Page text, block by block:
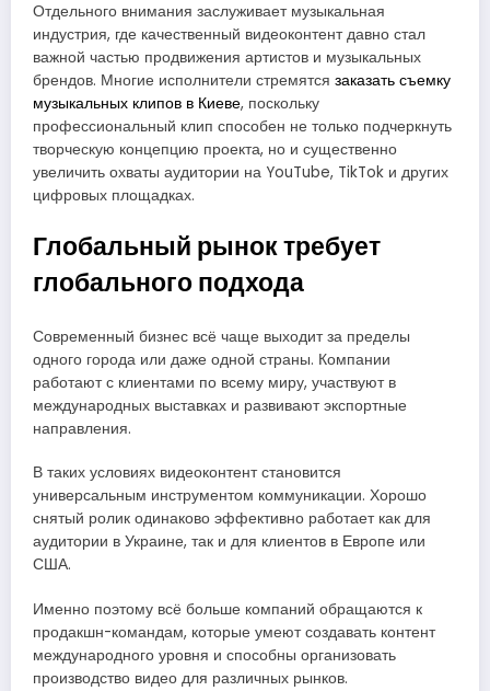
Отдельного внимания заслуживает музыкальная
индустрия, где качественный видеоконтент давно стал
важной частью продвижения артистов и музыкальных
брендов. Многие исполнители стремятся заказать съемку
музыкальных клипов в Киеве, поскольку
профессиональный клип способен не только подчеркнуть
творческую концепцию проекта, но и существенно
увеличить охваты аудитории на YouTube, TikTok и других
цифровых площадках.
Глобальный рынок требует
глобального подхода
Современный бизнес всё чаще выходит за пределы
одного города или даже одной страны. Компании
работают с клиентами по всему миру, участвуют в
международных выставках и развивают экспортные
направления.
В таких условиях видеоконтент становится
универсальным инструментом коммуникации. Хорошо
снятый ролик одинаково эффективно работает как для
аудитории в Украине, так и для клиентов в Европе или
США.
Именно поэтому всё больше компаний обращаются к
продакшн-командам, которые умеют создавать контент
международного уровня и способны организовать
производство видео для различных рынков.